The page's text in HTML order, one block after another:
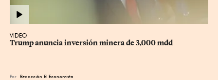
VIDEO
Trump anuncia inversión minera de 3,000 mdd
Por Redacción El Economista